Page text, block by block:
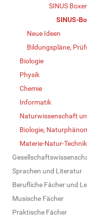
SINUS
SINUS-
Neue Ideen
Bildungspläne,
Biologie
Physik
Chemie
Informatik
Naturwissenschaft
Biologie,
Materie-Natur-
Sprachen und Literatur
Berufliche Fächer und
Musische Fächer
Praktische Fächer